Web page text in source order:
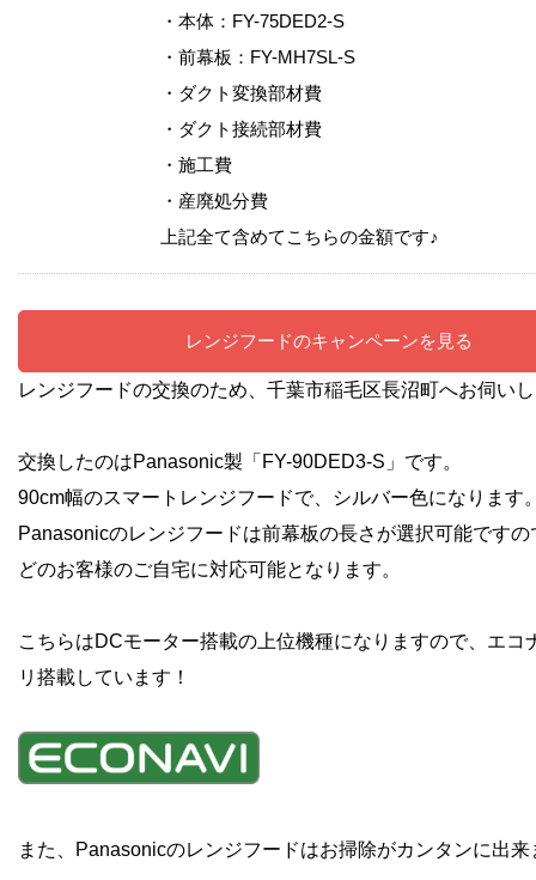
・本体：FY-75DED2-S
・前幕板：FY-MH7SL-S
・ダクト変換部材費
・ダクト接続部材費
・施工費
・産廃処分費
上記全て含めてこちらの金額です♪
レンジフードのキャンペーンを見る
レンジフードの交換のため、千葉市稲毛区長沼町へお伺い
交換したのはPanasonic製「FY-90DED3-S」です。
90cm幅のスマートレンジフードで、シルバー色になります
Panasonicのレンジフードは前幕板の長さが選択可能ですの
どのお客様のご自宅に対応可能となります。
こちらはDCモーター搭載の上位機種になりますので、エコ
リ搭載しています！
また、Panasonicのレンジフードはお掃除がカンタンに出来